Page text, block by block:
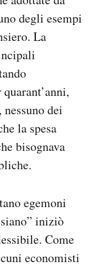
degli esempi
La
dei
la spesa
bisognava
egemoni
iniziò
Come
economisti